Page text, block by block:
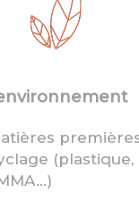
(plastique,